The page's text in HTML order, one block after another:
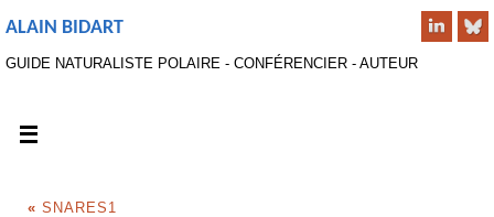
ALAIN BIDART
GUIDE NATURALISTE POLAIRE - CONFÉRENCIER - AUTEUR
« SNARES1